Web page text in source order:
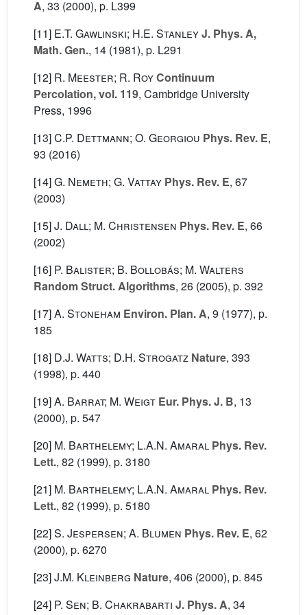
A, 33 (2000), p. L399
[11] E.T. Gawlinski; H.E. StanleyJ. Phys. A,
Math. Gen., 14 (1981), p. L291
[12] R. Meester; R. RoyContinuum
Percolation, vol. 119, Cambridge University
Press, 1996
[13]C.P. Dettmann; O. Georgiou Phys. Rev. E,
93 (2016)
[14]G. Nemeth; G. Vattay Phys. Rev. E, 67
(2003)
[15]J. Dall; M. Christensen Phys. Rev. E, 66
(2002)
[16] P. Balister; B. Bollobás; M. Walters
Random Struct. Algorithms, 26 (2005), p. 392
[17]A. Stoneham Environ. Plan. A, 9 (1977), p.
185
[18] D.J. Watts; D.H. Strogatz Nature, 393
(1998), p. 440
[19]A. Barrat; M. Weigt Eur. Phys. J. B, 13
(2000), p. 547
[20] M. Barthelemy; L.A.N. Amaral Phys. Rev.
Lett., 82 (1999), p. 3180
[21] M. Barthelemy; L.A.N. Amaral Phys. Rev.
Lett., 82 (1999), p. 5180
[22]S. Jespersen; A. Blumen Phys. Rev. E, 62
(2000), p. 6270
[23]J.M. Kleinberg Nature, 406 (2000), p. 845
[24] P. Sen; B. Chakrabarti J. Phys. A, 34